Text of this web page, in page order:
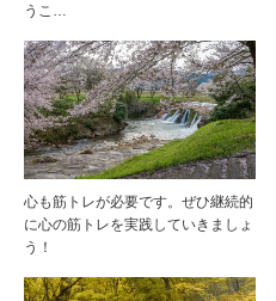
うこ…
心も筋トレが必要です。ぜひ継続的
に心の筋トレを実践していきましょ
う！